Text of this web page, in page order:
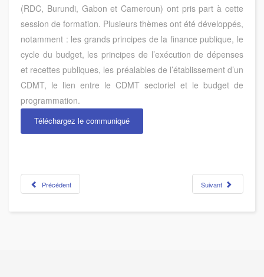
(RDC, Burundi, Gabon et Cameroun) ont pris part à cette
session de formation. Plusieurs thèmes ont été développés,
notamment : les grands principes de la finance publique, le
cycle du budget, les principes de l’exécution de dépenses
et recettes publiques, les préalables de l’établissement d’un
CDMT, le lien entre le CDMT sectoriel et le budget de
programmation.
Téléchargez le communiqué
Précédent Suivant